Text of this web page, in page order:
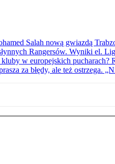
Salah nową gwiazdą
Rangersów. Wyniki el.
w europejskich pucharach?
za błędy, ale też ostrzega.